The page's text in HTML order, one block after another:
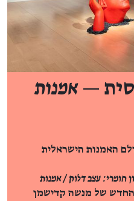
—אמנות
האמנות הישראלית
חומרי: עצב דלוק / אמנות
של מנשה קדישמן